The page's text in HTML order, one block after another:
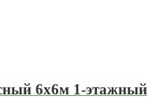
6х6м 1-этажный